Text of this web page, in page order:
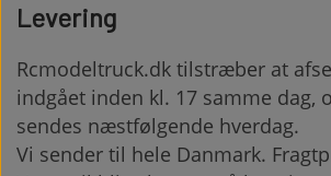
Levering
Rcmodeltruck.dk tilstræber at
indgået inden kl. 17 samme dag,
sendes næstfølgende hverdag.
Vi sender til hele Danmark.